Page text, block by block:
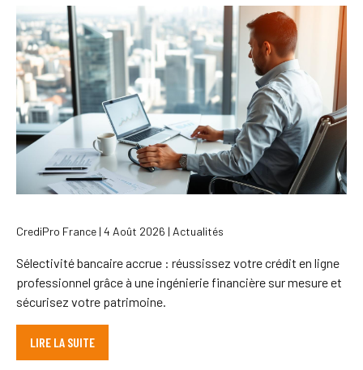
CrediPro France | 4 Août 2026 | Actualités
Sélectivité bancaire accrue : réussissez votre crédit en ligne
professionnel grâce à une ingénierie financière sur mesure et
sécurisez votre patrimoine.
LIRE LA SUITE